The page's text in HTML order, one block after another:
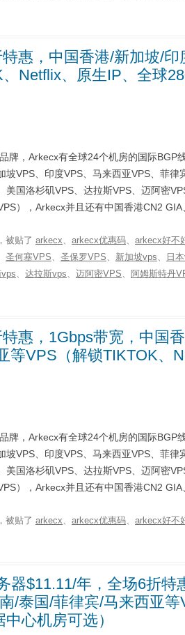
惠，中国香港/新加坡/
Netflix、原生IP、全球
，Arkecx有全球24个机房的国际BGP
坡VPS、印度VPS、马来西亚VPS、菲律
国洛杉矶VPS、达拉斯VPS、迈阿密
），Arkecx并且还有中国香港CN2 GIA
被贴了 arkecx arkecx优惠码 arkecx好不
圣何塞VPS 圣保罗VPS 新加坡vps 日
达拉斯vps 迈阿密VPS 阿姆斯特丹
惠，1Gbps带宽，中国
等VPS（解锁TIKTOK、
，Arkecx有全球24个机房的国际BGP
坡VPS、印度VPS、马来西亚VPS、菲律
国洛杉矶VPS、达拉斯VPS、迈阿密
），Arkecx并且还有中国香港CN2 GIA
被贴了 arkecx arkecx优惠码 arkecx好不
器$11.11/年，全场6折特
/泰国/菲律宾/马来西亚等
心机房可选）